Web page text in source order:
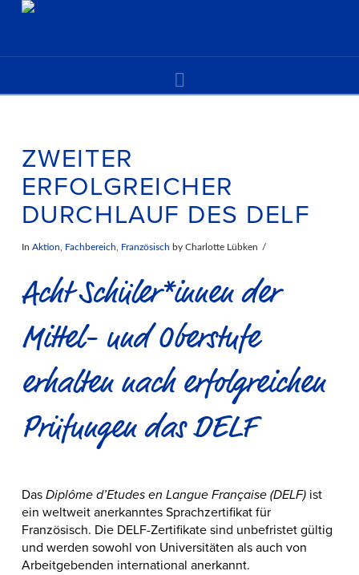
ZWEITER
ERFOLGREICHER
DURCHLAUF DES DELF
In Aktion Fachbereich Französisch by Charlotte Lübken
Acht Schüler*innen der
Mittel- und Oberstufe
erhalten nach erfolgreichen
Prüfungen das DELF
Das Diplôme d’Etudes en Langue Française (DELF)ist
ein weltweit anerkanntes Sprachzertifikat für
Französisch. Die DELF-Zertifikate sind unbefristet gültig
und werden sowohl von Universitäten als auch von
Arbeitgebenden international anerkannt.